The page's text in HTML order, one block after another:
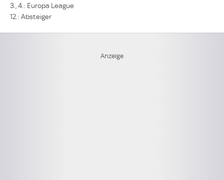
3., 4.: Europa League
12.: Absteiger